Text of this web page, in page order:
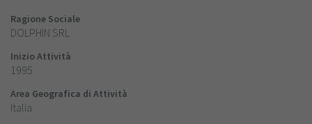
Ragione Sociale
DOLPHIN SRL
Inizio Attività
1995
Area Geografica di Attività
Italia